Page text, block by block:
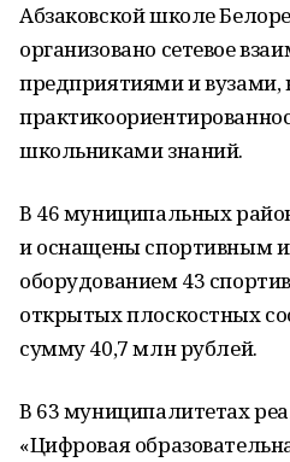
Абзаковской школе
организовано сетевое
предприятиями и вузами,
школьниками знаний.
В 46 муниципальных
и оснащены спортивным
оборудованием 43
открытых плоскостных
сумму 40,7 млн рублей.
В 63 муниципалитетах
«Цифровая